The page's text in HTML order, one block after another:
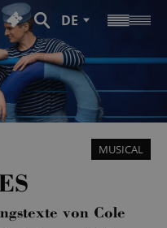
DE
MUSICAL
von Cole